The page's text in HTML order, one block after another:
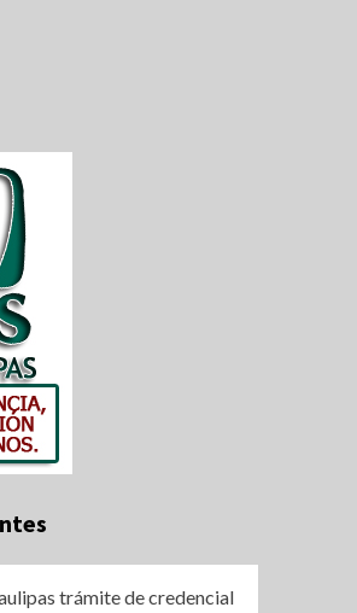
trámite de credencial